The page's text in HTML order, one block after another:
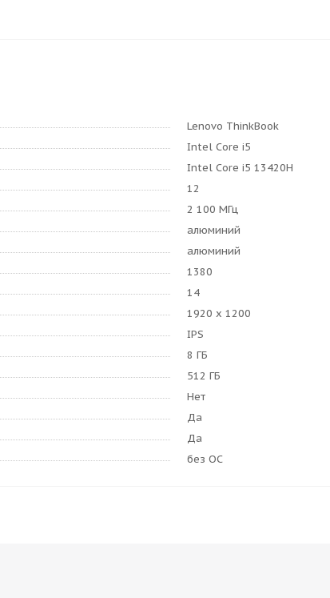
Lenovo ThinkBook
Intel Core i5
Intel Core i5 13420H
12
2 100 МГц
алюминий
алюминий
1380
14
1920 x 1200
IPS
8 ГБ
512 ГБ
Нет
Да
Да
без ОС